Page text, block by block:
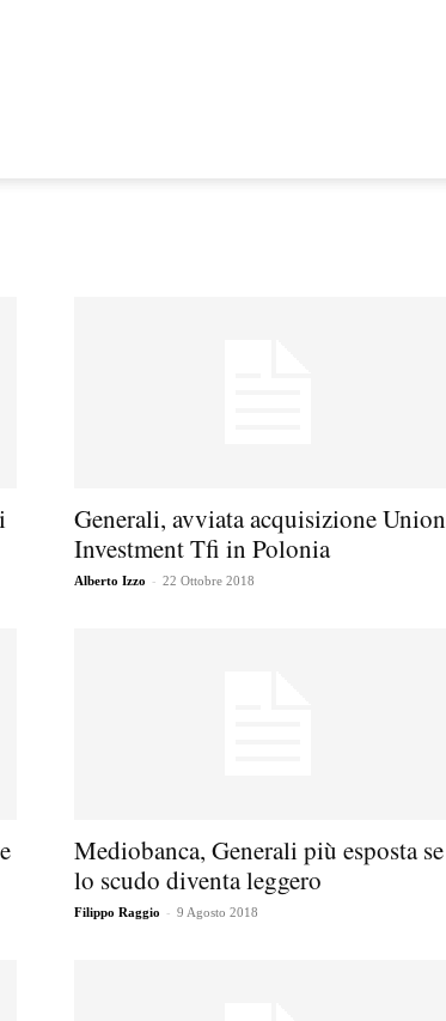
Generali, avviata acquisizione Union
Investment Tfi in Polonia
Alberto Izzo - 22 Ottobre 2018
Mediobanca, Generali più esposta se
lo scudo diventa leggero
Filippo Raggio - 9 Agosto 2018